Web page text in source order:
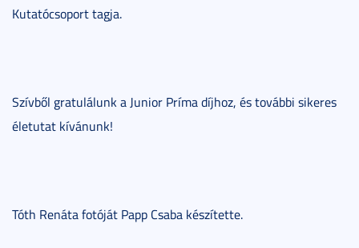
Kutatócsoport tagja.
Szívből gratulálunk a Junior Príma díjhoz, és további sikeres
életutat kívánunk!
Tóth Renáta fotóját Papp Csaba készítette.